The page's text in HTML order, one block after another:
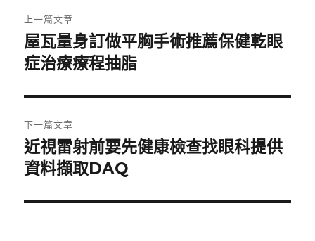
章
導
覽
上一篇文章
上
一
文
章:
屋瓦量身訂做平胸手術推薦保健乾眼
症治療療程抽脂
下一篇文章
下
一
文
近視雷射前要先健康檢查找眼科提供
資料擷取DAQ